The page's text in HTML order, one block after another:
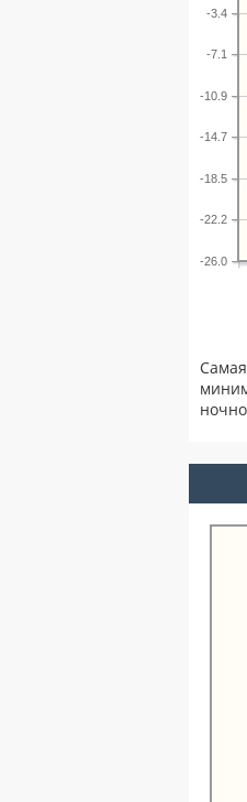
-26.0
-22.2
-18.5
-14.7
-10.9
-7.1
-3.4